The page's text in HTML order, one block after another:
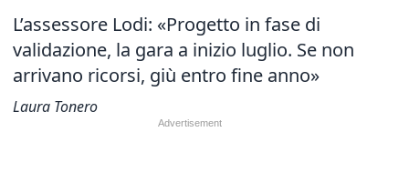
L’assessore Lodi: «Progetto in fase di
validazione, la gara a inizio luglio. Se non
arrivano ricorsi, giù entro fine anno»
Laura Tonero